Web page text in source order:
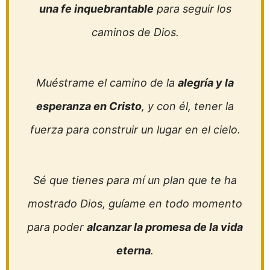
una fe inquebrantable para seguir los
caminos de Dios.
Muéstrame el camino de la alegría y la
esperanza en Cristo, y con él, tener la
fuerza para construir un lugar en el cielo.
Sé que tienes para mí un plan que te ha
mostrado Dios, guíame en todo momento
para poder alcanzar la promesa de la vida
eterna.